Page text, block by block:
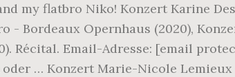
my flatbro Niko! Konzert Karine
- Bordeaux Opernhaus (2020),
Récital. Email-Adresse: [email
oder … Konzert Marie-Nicole